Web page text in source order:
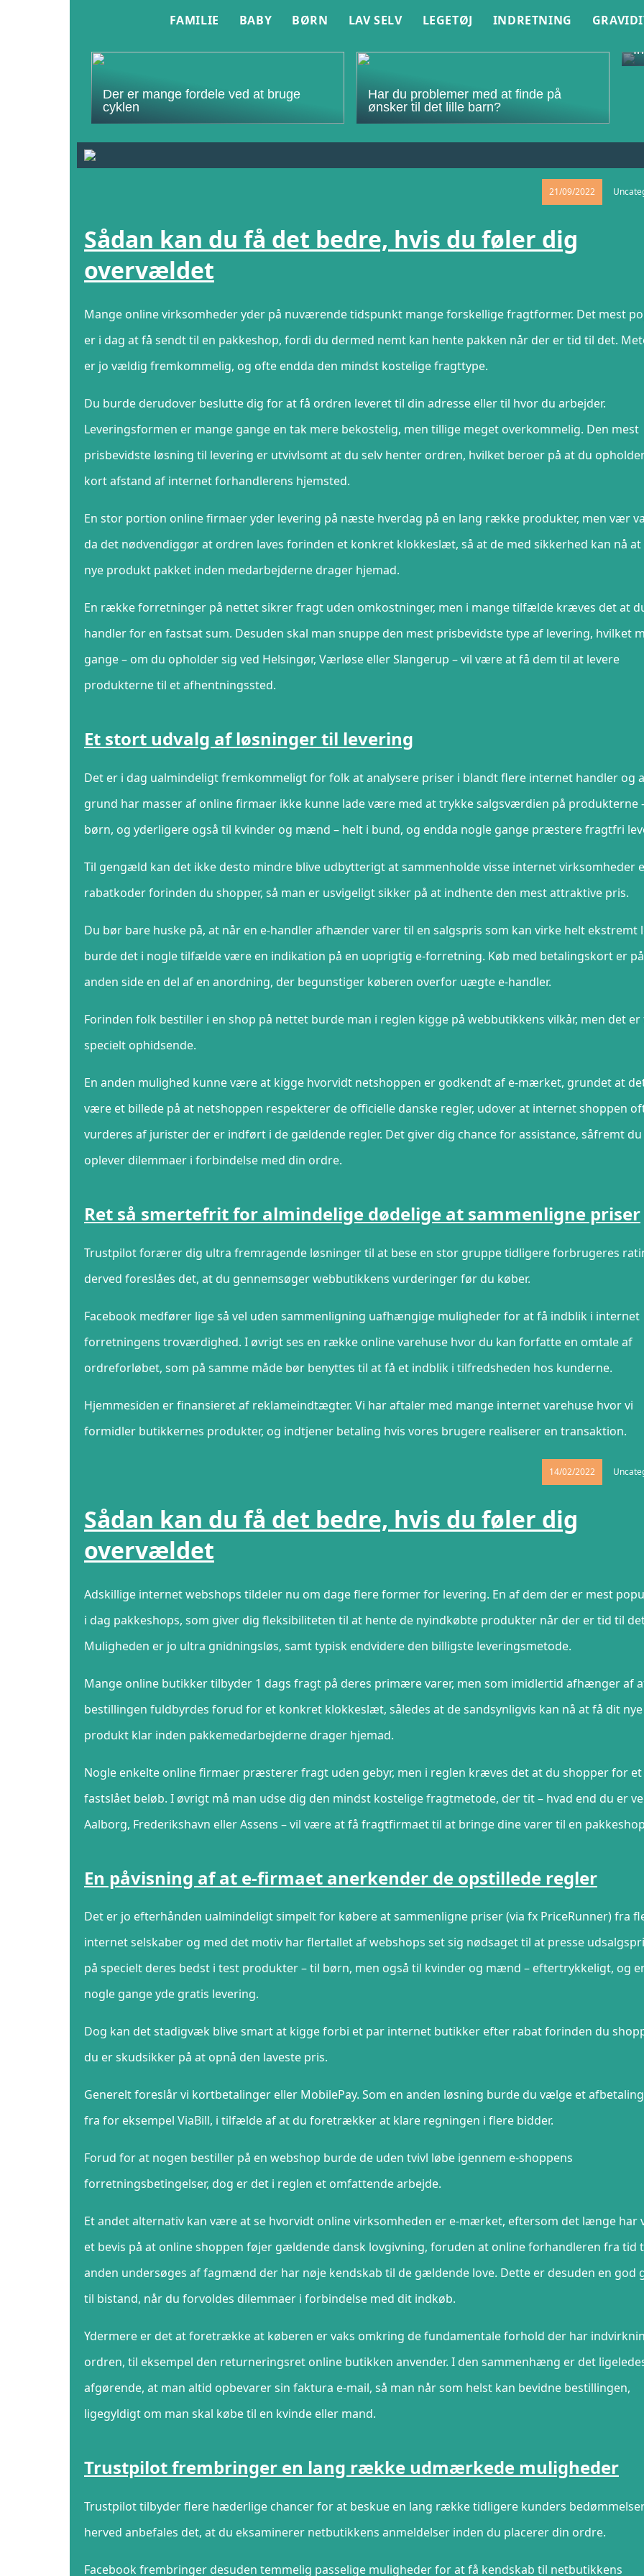
FAMILIE BABY BØRN LAV SELV LEGETØJ INDRETNING
Der er mange fordele ved at bruge
cyklen
Har du problemer med at finde på
ønsker til det lille barn?
21/09/2022
Sådan kan du få det bedre, hvis du føler dig
overvældet
Mange online virksomheder yder på nuværende tidspunkt mange forskellige fragtformer. Det mest
er i dag at få sendt til en pakkeshop, fordi du dermed nemt kan hente pakken når der er tid til det.
er jo vældig fremkommelig, og ofte endda den mindst kostelige fragttype.
Du burde derudover beslutte dig for at få ordren leveret til din adresse eller til hvor du arbejder.
Leveringsformen er mange gange en tak mere bekostelig, men tillige meget overkommelig. Den mest
prisbevidste løsning til levering er utvivlsomt at du selv henter ordren, hvilket beroer på at du
kort afstand af internet forhandlerens hjemsted.
En stor portion online firmaer yder levering på næste hverdag på en lang række produkter, men vær
da det nødvendiggør at ordren laves forinden et konkret klokkeslæt, så at de med sikkerhed kan nå
nye produkt pakket inden medarbejderne drager hjemad.
En række forretninger på nettet sikrer fragt uden omkostninger, men i mange tilfælde kræves det at
handler for en fastsat sum. Desuden skal man snuppe den mest prisbevidste type af levering, hvilket
gange – om du opholder sig ved Helsingør, Værløse eller Slangerup – vil være at få dem til at levere
produkterne til et afhentningssted.
Et stort udvalg af løsninger til levering
Det er i dag ualmindeligt fremkommeligt for folk at analysere priser i blandt flere internet handler og
grund har masser af online firmaer ikke kunne lade være med at trykke salgsværdien på produkterne
børn, og yderligere også til kvinder og mænd – helt i bund, og endda nogle gange præstere fragtfri
Til gengæld kan det ikke desto mindre blive udbytterigt at sammenholde visse internet virksomheder
rabatkoder forinden du shopper, så man er usvigeligt sikker på at indhente den mest attraktive pris.
Du bør bare huske på, at når en e-handler afhænder varer til en salgspris som kan virke helt ekstremt
burde det i nogle tilfælde være en indikation på en uoprigtig e-forretning. Køb med betalingskort er
anden side en del af en anordning, der begunstiger køberen overfor uægte e-handler.
Forinden folk bestiller i en shop på nettet burde man i reglen kigge på webbutikkens vilkår, men det
specielt ophidsende.
En anden mulighed kunne være at kigge hvorvidt netshoppen er godkendt af e-mærket, grundet at
være et billede på at netshoppen respekterer de officielle danske regler, udover at internet shoppen
vurderes af jurister der er indført i de gældende regler. Det giver dig chance for assistance, såfremt du
oplever dilemmaer i forbindelse med din ordre.
Ret så smertefrit for almindelige dødelige at sammenligne priser
Trustpilot forærer dig ultra fremragende løsninger til at bese en stor gruppe tidligere forbrugeres
derved foreslåes det, at du gennemsøger webbutikkens vurderinger før du køber.
Facebook medfører lige så vel uden sammenligning uafhængige muligheder for at få indblik i internet
forretningens troværdighed. I øvrigt ses en række online varehuse hvor du kan forfatte en omtale af
ordreforløbet, som på samme måde bør benyttes til at få et indblik i tilfredsheden hos kunderne.
Hjemmesiden er finansieret af reklameindtægter. Vi har aftaler med mange internet varehuse hvor vi
formidler butikkernes produkter, og indtjener betaling hvis vores brugere realiserer en transaktion.
14/02/2022
Sådan kan du få det bedre, hvis du føler dig
overvældet
Adskillige internet webshops tildeler nu om dage flere former for levering. En af dem der er mest
i dag pakkeshops, som giver dig fleksibiliteten til at hente de nyindkøbte produkter når der er tid til
Muligheden er jo ultra gnidningsløs, samt typisk endvidere den billigste leveringsmetode.
Mange online butikker tilbyder 1 dags fragt på deres primære varer, men som imidlertid afhænger af
bestillingen fuldbyrdes forud for et konkret klokkeslæt, således at de sandsynligvis kan nå at få dit nye
produkt klar inden pakkemedarbejderne drager hjemad.
Nogle enkelte online firmaer præsterer fragt uden gebyr, men i reglen kræves det at du shopper for et
fastslået beløb. I øvrigt må man udse dig den mindst kostelige fragtmetode, der tit – hvad end du er
Aalborg, Frederikshavn eller Assens – vil være at få fragtfirmaet til at bringe dine varer til en
En påvisning af at e-firmaet anerkender de opstillede regler
Det er jo efterhånden ualmindeligt simpelt for købere at sammenligne priser (via fx PriceRunner) fra
internet selskaber og med det motiv har flertallet af webshops set sig nødsaget til at presse
på specielt deres bedst i test produkter – til børn, men også til kvinder og mænd – eftertrykkeligt, og
nogle gange yde gratis levering.
Dog kan det stadigvæk blive smart at kigge forbi et par internet butikker efter rabat forinden du
du er skudsikker på at opnå den laveste pris.
Generelt foreslår vi kortbetalinger eller MobilePay. Som en anden løsning burde du vælge et
fra for eksempel ViaBill, i tilfælde af at du foretrækker at klare regningen i flere bidder.
Forud for at nogen bestiller på en webshop burde de uden tvivl løbe igennem e-shoppens
forretningsbetingelser, dog er det i reglen et omfattende arbejde.
Et andet alternativ kan være at se hvorvidt online virksomheden er e-mærket, eftersom det længe har
et bevis på at online shoppen føjer gældende dansk lovgivning, foruden at online forhandleren fra tid
anden undersøges af fagmænd der har nøje kendskab til de gældende love. Dette er desuden en god
til bistand, når du forvoldes dilemmaer i forbindelse med dit indkøb.
Ydermere er det at foretrække at køberen er vaks omkring de fundamentale forhold der har
ordren, til eksempel den returneringsret online butikken anvender. I den sammenhæng er det
afgørende, at man altid opbevarer sin faktura e-mail, så man når som helst kan bevidne bestillingen,
ligegyldigt om man skal købe til en kvinde eller mand.
Trustpilot frembringer en lang række udmærkede muligheder
Trustpilot tilbyder flere hæderlige chancer for at beskue en lang række tidligere kunders
herved anbefales det, at du eksaminerer netbutikkens anmeldelser inden du placerer din ordre.
Facebook frembringer desuden temmelig passelige muligheder for at få kendskab til netbutikkens